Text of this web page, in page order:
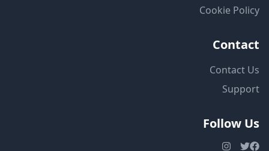
Cookie Policy
Contact
Contact Us
Support
Follow Us